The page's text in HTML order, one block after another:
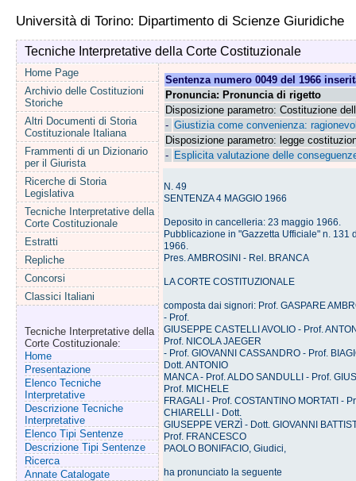
Università di Torino: Dipartimento di Scienze Giuridiche
Tecniche Interpretative della Corte Costituzionale
Home Page
Archivio delle Costituzioni
Storiche
Altri Documenti di Storia
Costituzionale Italiana
Frammenti di un Dizionario
per il Giurista
Ricerche di Storia
Legislativa
Tecniche Interpretative della
Corte Costituzionale
Estratti
Repliche
Concorsi
Classici Italiani
Tecniche Interpretative della
Corte Costituzionale:
Home
Presentazione
Elenco Tecniche
Interpretative
Descrizione Tecniche
Interpretative
Elenco Tipi Sentenze
Descrizione Tipi Sentenze
Ricerca
Annate Catalogate
Sentenza numero 0049 del 1966
Pronuncia: Pronuncia di rigetto
Disposizione parametro: Costituzione
- Giustizia come convenienza:
Disposizione parametro: legge
-
Esplicita valutazione delle
N. 49
SENTENZA 4 MAGGIO 1966
Deposito in cancelleria: 23 maggio 1966.
Pubblicazione in "Gazzetta Ufficiale" n. 131
1966.
Pres. AMBROSINI - Rel. BRANCA
LA CORTE COSTITUZIONALE
composta dai signori: Prof. GASPARE
- Prof.
GIUSEPPE CASTELLI AVOLIO - Prof.
Prof. NICOLA JAEGER
- Prof. GIOVANNI CASSANDRO - Prof.
Dott. ANTONIO
MANCA - Prof. ALDO SANDULLI - Prof.
Prof. MICHELE
FRAGALI - Prof. COSTANTINO MORTATI -
CHIARELLI - Dott.
GIUSEPPE VERZÌ - Dott. GIOVANNI
Prof. FRANCESCO
PAOLO BONIFACIO, Giudici,
ha pronunciato la seguente